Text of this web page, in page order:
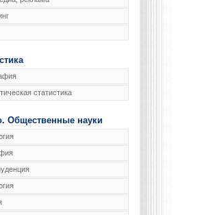
статистика
Общественные науки